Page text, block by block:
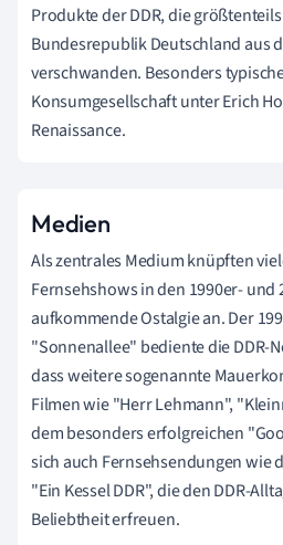
Produkte der DDR, die
Bundesrepublik Deutschland aus
verschwanden. Besonders
Konsumgesellschaft unter Erich
Renaissance.
Medien
Als zentrales Medium knüpften
Fernsehshows in den 1990er- und
aufkommende Ostalgie an. Der
"Sonnenallee" bediente die DDR-
dass weitere sogenannte
Filmen wie "Herr Lehmann",
dem besonders erfolgreichen
sich auch Fernsehsendungen wie
"Ein Kessel DDR", die den DDR-
Beliebtheit erfreuen.